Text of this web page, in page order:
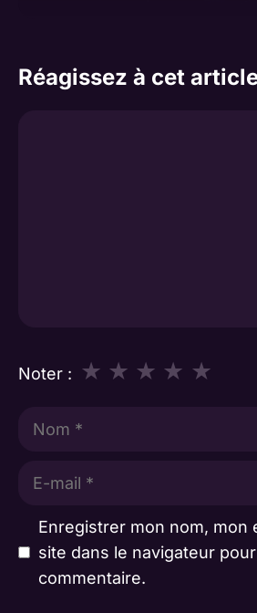
Réagissez à cet
Noter : ★
★
★
★
★
Enregistrer mon nom, mon
site dans le navigateur
commentaire.